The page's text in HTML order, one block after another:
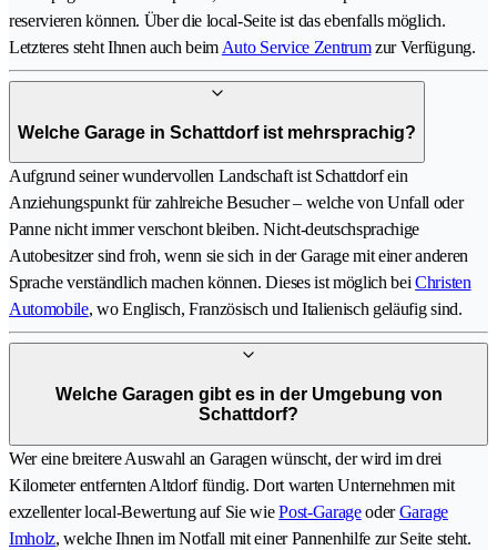
reservieren können. Über die local-Seite ist das ebenfalls möglich.
Letzteres steht Ihnen auch beim Auto Service Zentrumzur Verfügung.
Welche Garage in Schattdorf ist mehrsprachig?
Aufgrund seiner wundervollen Landschaft ist Schattdorf ein
Anziehungspunkt für zahlreiche Besucher – welche von Unfall oder
Panne nicht immer verschont bleiben. Nicht-deutschsprachige
Autobesitzer sind froh, wenn sie sich in der Garage mit einer anderen
Sprache verständlich machen können. Dieses ist möglich beiChristen
Automobile, wo Englisch, Französisch und Italienisch geläufig sind.
Welche Garagen gibt es in der Umgebung von
Schattdorf?
Wer eine breitere Auswahl an Garagen wünscht, der wird im drei
Kilometer entfernten Altdorf fündig. Dort warten Unternehmen mit
exzellenter local-Bewertung auf Sie wiePost-GarageoderGarage
Imholz, welche Ihnen im Notfall mit einer Pannenhilfe zur Seite steht.